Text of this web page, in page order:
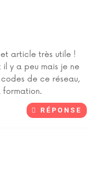
article très utile !
il y a peu mais je ne
de ce réseau,
formation.
RÉPONSE